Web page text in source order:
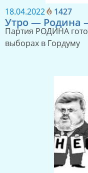
18.04.2022 1427
Утро — Родина
Партия РОДИНА
выборах в Гордуму